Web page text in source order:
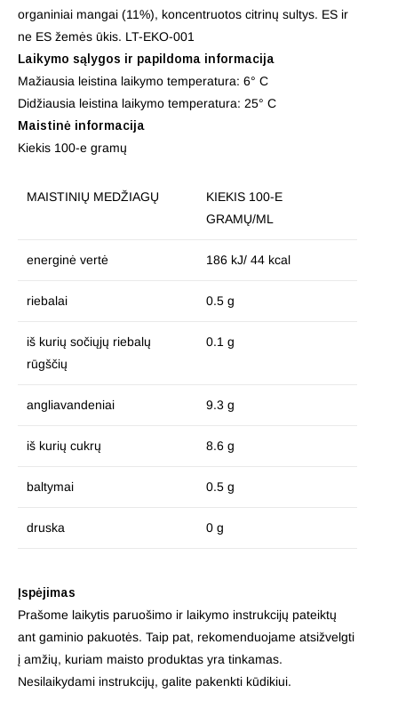
organiniai mangai (11%), koncentruotos citrinų sultys. ES ir
ne ES žemės ūkis. LT-EKO-001
Laikymo sąlygos ir papildoma informacija
Mažiausia leistina laikymo temperatura: 6° C
Didžiausia leistina laikymo temperatura: 25° C
Maistinė informacija
Kiekis 100-e gramų
MAISTINIŲ MEDŽIAGŲ
KIEKIS 100-E
GRAMŲ/ML
energinė vertė 186 kJ/ 44 kcal
riebalai 0.5 g
iš kurių sočiųjų riebalų
rūgščių
0.1 g
angliavandeniai 9.3 g
iš kurių cukrų 8.6 g
baltymai 0.5 g
druska 0 g
Įspėjimas
Prašome laikytis paruošimo ir laikymo instrukcijų pateiktų
ant gaminio pakuotės. Taip pat, rekomenduojame atsižvelgti
į amžių, kuriam maisto produktas yra tinkamas.
Nesilaikydami instrukcijų, galite pakenkti kūdikiui.